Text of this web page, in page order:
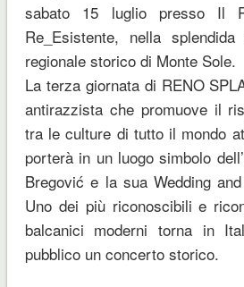
sabato 15 luglio presso Il
Re_Esistente, nella
regionale storico di Monte Sole.
La terza giornata di RENO
antirazzista che promuove il
tra le culture di tutto il mondo
porterà in un luogo simbolo
Bregović e la sua Wedding
Uno dei più riconoscibili e
balcanici moderni torna in
pubblico un concerto storico.